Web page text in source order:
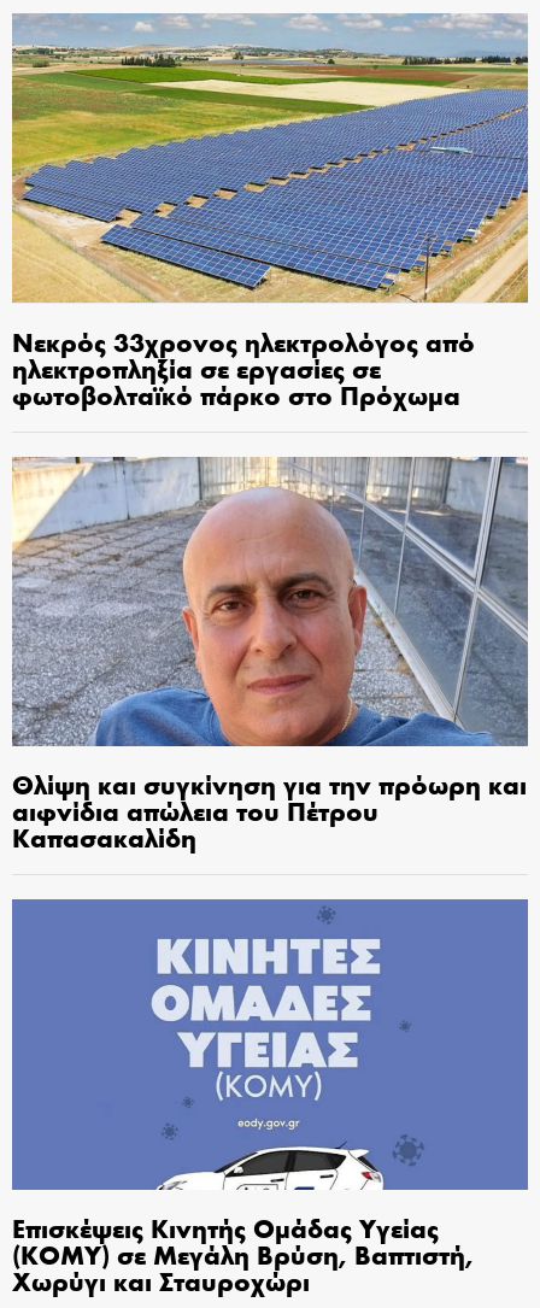
Νεκρός 33χρονος ηλεκτρολόγος από
ηλεκτροπληξία σε εργασίες σε
φωτοβολταϊκό πάρκο στο Πρόχωμα
Θλίψη και συγκίνηση για την πρόωρη και
αιφνίδια απώλεια του Πέτρου
Καπασακαλίδη
Επισκέψεις Κινητής Ομάδας Υγείας
(ΚΟΜΥ) σε Μεγάλη Βρύση, Βαπτιστή,
Χωρύγι και Σταυροχώρι